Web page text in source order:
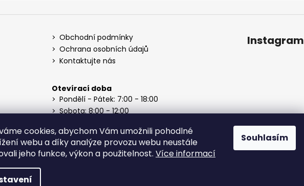
cookies, abychom Vám umožnili pohodlné
webu a díky analýze provozu webu neustále
jeho funkce, výkon a použitelnost. Více informací
Souhlasím
ý
p
Obchodní podmínky
Ochrana osobních údajů
Kontaktujte nás
Otevírací doba
Pondělí - Pátek: 7:00 - 18:00
Sobota: 8:00 - 12:00
Instagram
. Všechna práva vyhrazena.